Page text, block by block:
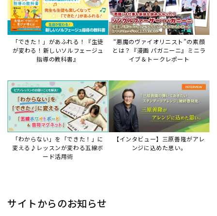
サイトからのお知らせ
ータについて
2026年7月27日
本件は、ディスクラビアをヤマハミュージックデー
タショップと接続してご利用いただいているお客
様への重要なお知らせです。